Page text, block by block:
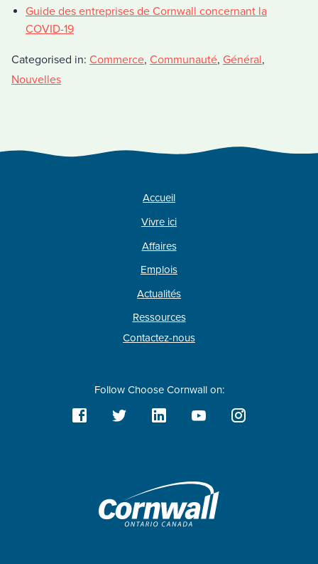
Guide des entreprises de Cornwall concernant la
COVID-19
Categorised in: Commerce, Communauté, Général,
Nouvelles
Accueil
Vivre ici
Affaires
Emplois
Actualités
Ressources
Contactez-nous
Follow Choose Cornwall on: